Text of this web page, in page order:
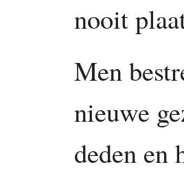
nooit
Men
nieuwe
deden en